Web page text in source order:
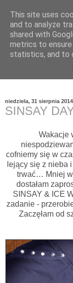
niedziela, 31 sierpnia 2014
SINSAY
Wakacje
cofniemy się w
lejący się z nieba
trwać… Mniej
dostałam
SINSAY & ICE
zadanie -
Zaczęłam od
This site uses
and to analyze
shared with
metrics to
statistics, and to